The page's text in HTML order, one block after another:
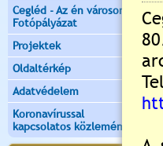
Cegléd - Az én városom -
Fotópályázat
Projektek
Oldaltérkép
Adatvédelem
Koronavírussal
kapcsolatos közlemények